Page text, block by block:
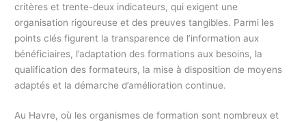
critères et trente-deux indicateurs, qui exigent une
organisation rigoureuse et des preuves tangibles. Parmi les
points clés figurent la transparence de l’information aux
bénéficiaires, l’adaptation des formations aux besoins, la
qualification des formateurs, la mise à disposition de moyens
adaptés et la démarche d’amélioration continue.
Au Havre, où les organismes de formation sont nombreux et